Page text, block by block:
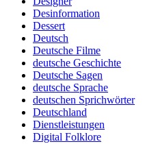
Desinformation
Dessert
Deutsch
Deutsche Filme
deutsche Geschichte
Deutsche Sagen
deutsche Sprache
deutschen Sprichwörter
Deutschland
Dienstleistungen
Digital Folklore